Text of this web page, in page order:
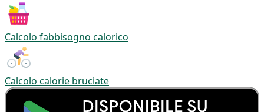
Calcolo fabbisogno calorico
Calcolo calorie bruciate